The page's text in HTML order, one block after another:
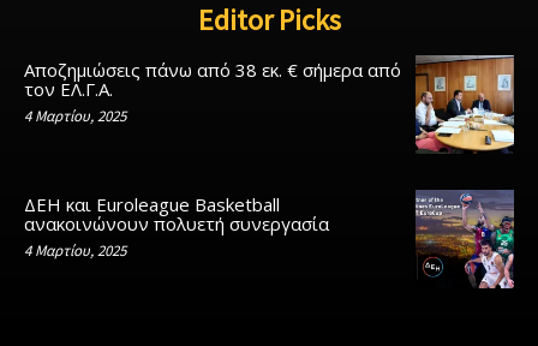
Editor Picks
Αποζημιώσεις πάνω από 38 εκ. € σήμερα από
τον ΕΛ.Γ.Α.
4 Μαρτίου, 2025
ΔΕΗ και Euroleague Basketball
ανακοινώνουν πολυετή συνεργασία
4 Μαρτίου, 2025